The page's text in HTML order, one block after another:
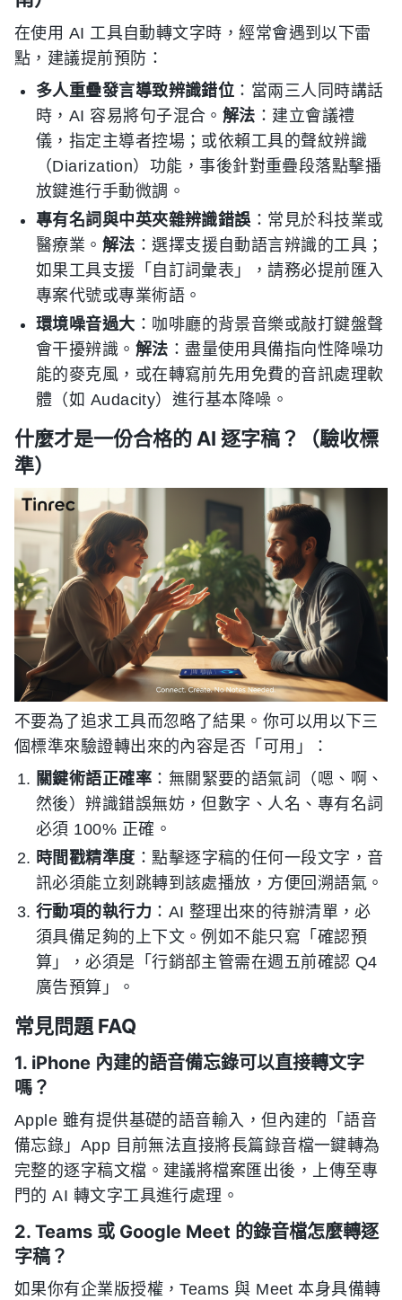
在使用 AI 工具自動轉文字時，經常會遇到以下雷
點，建議提前預防：
多人重疊發言導致辨識錯位 ：當兩三人同時講話
時，AI 容易將句子混合。 解法 ：建立會議禮
儀，指定主導者控場；或依賴工具的聲紋辨識
（Diarization）功能，事後針對重疊段落點擊播
放鍵進行手動微調。
專有名詞與中英夾雜辨識錯誤 ：常見於科技業或
醫療業。 解法 ：選擇支援自動語言辨識的工具；
如果工具支援「自訂詞彙表」，請務必提前匯入
專案代號或專業術語。
環境噪音過大 ：咖啡廳的背景音樂或敲打鍵盤聲
會干擾辨識。 解法 ：盡量使用具備指向性降噪功
能的麥克風，或在轉寫前先用免費的音訊處理軟
體（如 Audacity）進行基本降噪。
什麼才是一份合格的 AI 逐字稿？（驗收標
準）
不要為了追求工具而忽略了結果。你可以用以下三
個標準來驗證轉出來的內容是否「可用」：
關鍵術語正確率 ：無關緊要的語氣詞（嗯、啊、
然後）辨識錯誤無妨，但數字、人名、專有名詞
必須 100% 正確。
時間戳精準度 ：點擊逐字稿的任何一段文字，音
訊必須能立刻跳轉到該處播放，方便回溯語氣。
行動項的執行力 ：AI 整理出來的待辦清單，必
須具備足夠的上下文。例如不能只寫「確認預
算」，必須是「行銷部主管需在週五前確認 Q4
廣告預算」。
常見問題 FAQ
1. iPhone 內建的語音備忘錄可以直接轉文字
嗎？
Apple 雖有提供基礎的語音輸入，但內建的「語音
備忘錄」App 目前無法直接將長篇錄音檔一鍵轉為
完整的逐字稿文檔。建議將檔案匯出後，上傳至專
門的 AI 轉文字工具進行處理。
2. Teams 或 Google Meet 的錄音檔怎麼轉逐
字稿？
如果你有企業版授權，Teams 與 Meet 本身具備轉